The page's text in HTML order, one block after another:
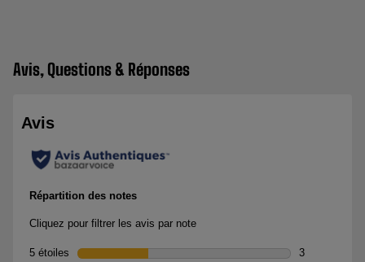
Avis, Questions & Réponses